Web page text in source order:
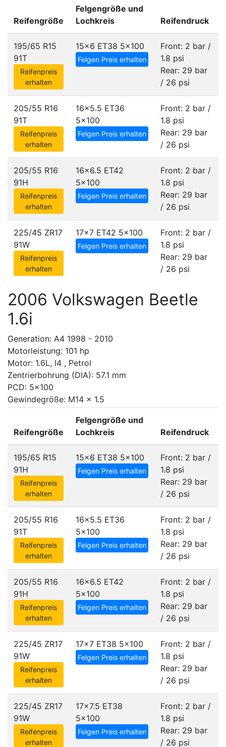
Reifengröße
Felgengröße und
Lochkreis
Reifendruck
195/65 R15
91T
Reifenpreis
erhalten
15x6 ET38 5x100
Felgen Preis erhalten
Front: 2 bar /
1.8 psi
Rear: 29 bar
/ 26 psi
205/55 R16
91T
Reifenpreis
erhalten
16x5.5 ET36
5x100
Felgen Preis erhalten
Front: 2 bar /
1.8 psi
Rear: 29 bar
/ 26 psi
205/55 R16
91H
Reifenpreis
erhalten
16x6.5 ET42
5x100
Felgen Preis erhalten
Front: 2 bar /
1.8 psi
Rear: 29 bar
/ 26 psi
225/45 ZR17
91W
Reifenpreis
erhalten
17x7 ET42 5x100
Felgen Preis erhalten
Front: 2 bar /
1.8 psi
Rear: 29 bar
/ 26 psi
2006 Volkswagen Beetle
1.6i
Generation: A4 1998 - 2010
Motorleistung: 101 hp
Motor: 1.6L, I4 , Petrol
Zentrierbohrung (DIA): 57.1 mm
PCD: 5x100
Gewindegröße: M14 x 1.5
Reifengröße
Felgengröße und
Lochkreis
Reifendruck
195/65 R15
91H
Reifenpreis
erhalten
15x6 ET38 5x100
Felgen Preis erhalten
Front: 2 bar /
1.8 psi
Rear: 29 bar
/ 26 psi
205/55 R16
91T
Reifenpreis
erhalten
16x5.5 ET36
5x100
Felgen Preis erhalten
Front: 2 bar /
1.8 psi
Rear: 29 bar
/ 26 psi
205/55 R16
91H
Reifenpreis
erhalten
16x6.5 ET42
5x100
Felgen Preis erhalten
Front: 2 bar /
1.8 psi
Rear: 29 bar
/ 26 psi
225/45 ZR17
91W
Reifenpreis
erhalten
17x7 ET38 5x100
Felgen Preis erhalten
Front: 2 bar /
1.8 psi
Rear: 29 bar
/ 26 psi
225/45 ZR17
91W
Reifenpreis
erhalten
17x7.5 ET38
5x100
Felgen Preis erhalten
Front: 2 bar /
1.8 psi
Rear: 29 bar
/ 26 psi